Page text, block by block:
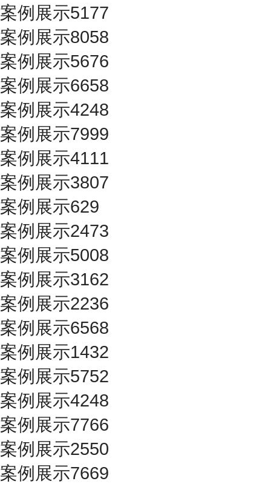
案例展示5177
案例展示8058
案例展示5676
案例展示6658
案例展示4248
案例展示7999
案例展示4111
案例展示3807
案例展示629
案例展示2473
案例展示5008
案例展示3162
案例展示2236
案例展示6568
案例展示1432
案例展示5752
案例展示4248
案例展示7766
案例展示2550
案例展示7669